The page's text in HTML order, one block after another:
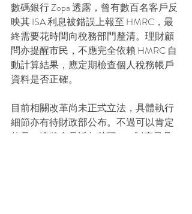
數碼銀行 Zopa 透露，曾有數百名客戶反
映其 ISA 利息被錯誤上報至 HMRC，最
終需要花時間向稅務部門釐清。理財顧
問亦提醒市民，不應完全依賴 HMRC 自
動計算結果，應定期檢查個人稅務帳戶
資料是否正確。
目前相關改革尚未正式立法，具體執行
細節亦有待財政部公布。不過可以肯定
的是，這將會是近年英國 ISA 制度最具